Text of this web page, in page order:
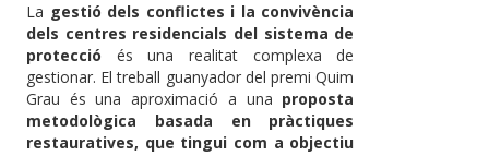
La gestió dels conflictes i la convivència
dels centres residencials del sistema de
protecció és una realitat complexa de
gestionar. El treball guanyador del premi Quim
Grau és una aproximació a una proposta
metodològica basada en pràctiques
restauratives, que tingui com a objectiu